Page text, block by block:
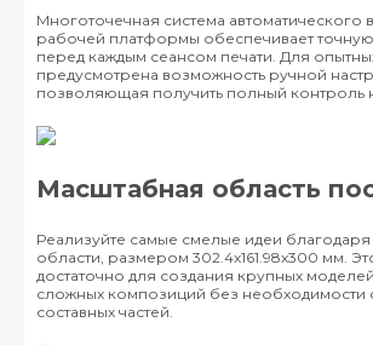
Многоточечная система автоматического
рабочей платформы обеспечивает
перед каждым сеансом печати. Для
предусмотрена возможность ручной
позволяющая получить полный контроль
Масштабная область
Реализуйте самые смелые идеи
области, размером 302.4x161.98x300 мм.
достаточно для создания крупных
сложных композиций без необходимости
составных частей.